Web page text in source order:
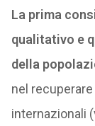
La prima
qualitativo e
della
nel
internazionali